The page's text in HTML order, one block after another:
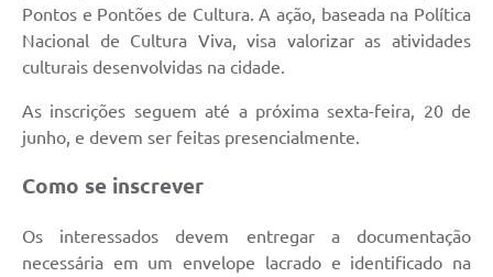
A Prefeitura
Links úteis
Serviços Online
Pontos e Pontões de Cultura. A ação, baseada na Política
Nacional de Cultura Viva, visa valorizar as atividades
culturais desenvolvidas na cidade.
As inscrições seguem até a próxima sexta-feira, 20 de
junho, e devem ser feitas presencialmente.
Como se inscrever
Os interessados devem entregar a documentação
necessária em um envelope lacrado e identificado na